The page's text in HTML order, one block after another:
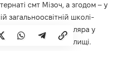
смт Мізоч, а згодом – у
загальноосвітній школі-
здобув професію столяра у
професійному училищі.